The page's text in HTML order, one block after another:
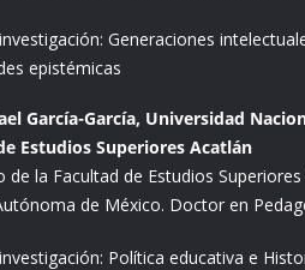
Generaciones
epistémicas
García-García, Universidad
Estudios Superiores Acatlán
de la Facultad de Estudios
de México. Doctor en
Política educativa e